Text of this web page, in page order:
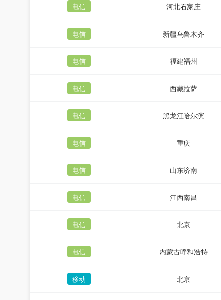
电信 河北石家庄
电信 新疆乌鲁木齐
电信 福建福州
电信 西藏拉萨
电信 黑龙江哈尔滨
电信 重庆
电信 山东济南
电信 江西南昌
电信 北京
电信 内蒙古呼和浩特
移动 北京